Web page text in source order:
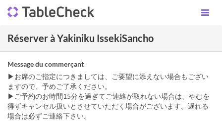
Réserver à Yakiniku IssekiSancho
Message du commerçant
▶お席のご指定につきましては、ご要望に添えない場合もござい
ますので、予めご了承ください。
▶ご予約のお時間15分を過ぎてご連絡が取れない場合は、やむを
得ずキャンセル扱いとさせていただく場合がございます。遅れる
場合は必ずご連絡下さい。